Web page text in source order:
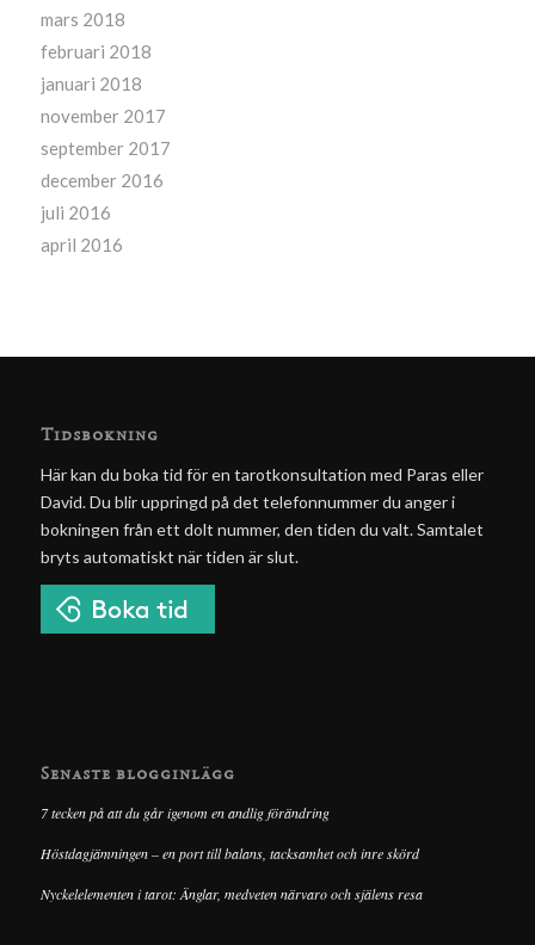
mars 2018
februari 2018
januari 2018
november 2017
september 2017
december 2016
juli 2016
april 2016
Tidsbokning
Här kan du boka tid för en tarotkonsultation med Paras eller
David. Du blir uppringd på det telefonnummer du anger i
bokningen från ett dolt nummer, den tiden du valt. Samtalet
bryts automatiskt när tiden är slut.
Senaste blogginlägg
7 tecken på att du går igenom en andlig förändring
Höstdagjämningen – en port till balans, tacksamhet och inre skörd
Nyckelelementen i tarot: Änglar, medveten närvaro och själens resa